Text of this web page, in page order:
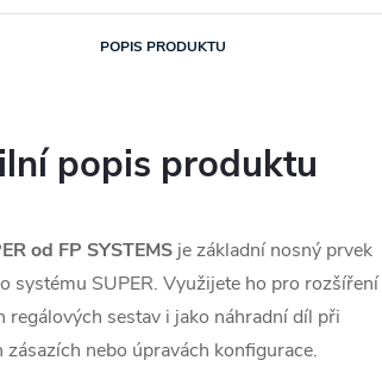
POPIS PRODUKTU
popis produktu
od FP SYSTEMS je základní nosný prvek
systému SUPER. Využijete ho pro rozšíření
regálových sestav i jako náhradní díl při
zásazích nebo úpravách konfigurace.